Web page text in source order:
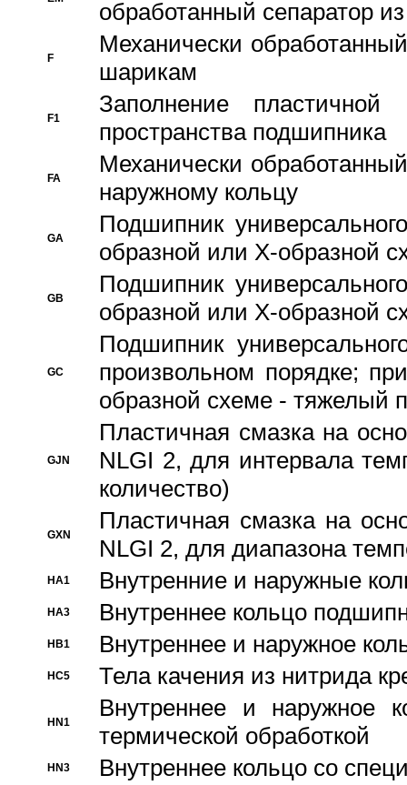
обработанный сепаратор
F
Механически
шарикам
F1
Заполнение
пространства подшипника
FA
Механически
наружному кольцу
GA
Подшипник
образной или Х-образной
GB
Подшипник
образной или Х-образной
GC
Подшипник
произвольном порядке;
образной схеме - тяжелый
GJN
Пластичная смазка на
NLGI 2, для интервала
количество)
GXN
Пластичная смазка на
NLGI 2, для диапазона
HA1 Внутренние и наружные
HA3 Bнутреннее кольцо
HB1 Bнутреннее и наружное
HC5 Тела качения из нитрида
HN1
Bнутреннее и наружное
термической обработкой
HN3 Внутреннее кольцо со